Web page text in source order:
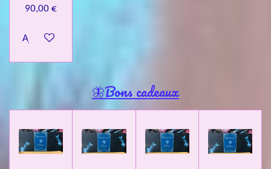
90,00 €
Ajouter au panier
🦋Bons cadeaux